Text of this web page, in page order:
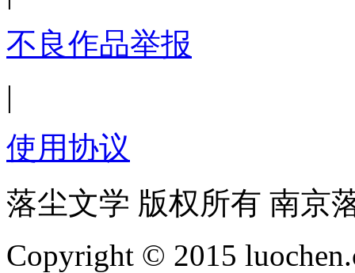
不良作品举报
|
使用协议
落尘文学 版权所有 南京
Copyright © 2015